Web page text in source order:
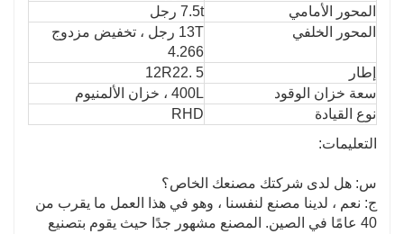
المحور الأمامي
7.5t رجل
المحور الخلفي
13T رجل ، تخفيض مزدوج
4.266
إطار
12R22. 5
سعة خزان الوقود
400L ، خزان الألمنيوم
نوع القيادة
RHD
التعليمات:
س: هل لدى شركتك مصنعك الخاص؟
ج: نعم ، لدينا مصنع لنفسنا ، وهو في هذا العمل ما يقرب من
40 عامًا في الصين. المصنع مشهور جدًا حيث يقوم بتصنيع